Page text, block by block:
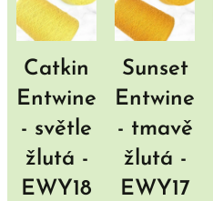
Catkin
Entwine
- světle
žlutá -
EWY18
Sunset
Entwine
- tmavě
žlutá -
EWY17